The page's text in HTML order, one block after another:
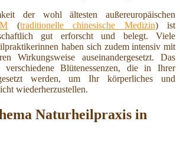
der wohl ältesten außereuropäischen
(traditionelle chinesische Medizin) ist
gut erforscht und belegt. Viele
haben sich zudem intensiv mit
Wirkungsweise auseinandergesetzt. Das
Blütenessenzen, die in Ihrer
werden, um Ihr körperliches und
wiederherzustellen.
Naturheilpraxis in